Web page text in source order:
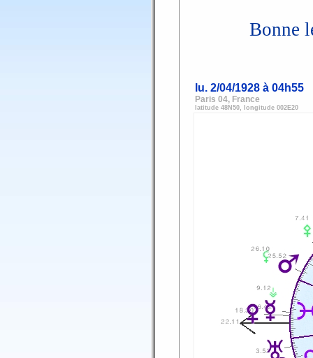
Bonne
lu. 2/04/1928à 04h55
Paris 04, France
latitude 48N50, longitude 002E20